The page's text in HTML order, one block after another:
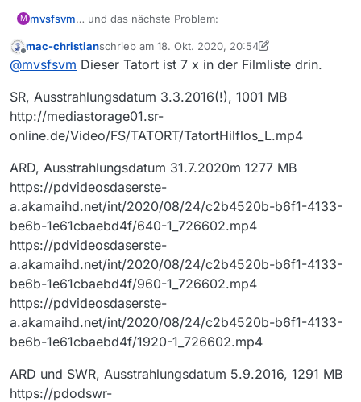
M mvsfsvm… und das nächste Problem:
Der TatortHilflosim SR (Website-URL in der Liste ist
kaputt, MV öffnet beim Klick darauf einen “Datei
http://sr_hds_od-
vh.akamaihd.net/z/media/FSK/video_fsk12_20160311_,
K,M,N,L,.mp4.csmil/manifest.f4m
Das dürfte eher ein Fall für ffmpeg statt VLC sein.
Offline
mac-christianschrieb am 18. Okt. 2020, 20:54
zuletzt editiert von mac-christian
@mvsfsvm Dieser Tatort ist 7 x in der Filmliste drin.
SR, Ausstrahlungsdatum 3.3.2016(!), 1001 MB
http://mediastorage01.sr-
online.de/Video/FS/TATORT/TatortHilflos_L.mp4
ARD, Ausstrahlungsdatum 31.7.2020m 1277 MB
https://pdvideosdaserste-
a.akamaihd.net/int/2020/08/24/c2b4520b-b6f1-4133-
be6b-1e61cbaebd4f/640-1_726602.mp4
https://pdvideosdaserste-
a.akamaihd.net/int/2020/08/24/c2b4520b-b6f1-4133-
be6b-1e61cbaebd4f/960-1_726602.mp4
https://pdvideosdaserste-
a.akamaihd.net/int/2020/08/24/c2b4520b-b6f1-4133-
be6b-1e61cbaebd4f/1920-1_726602.mp4
ARD und SWR, Ausstrahlungsdatum 5.9.2016, 1291 MB
https://pdodswr-